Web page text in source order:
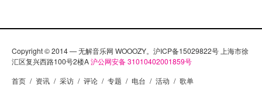
Copyright © 2014 — 无解音乐网 WOOOZY。沪ICP备15029822号 上海市徐
汇区复兴西路100号2楼A沪公网安备 31010402001859号
首页 / 资讯 / 采访 / 评论 / 专题 / 电台 / 活动 / 歌单